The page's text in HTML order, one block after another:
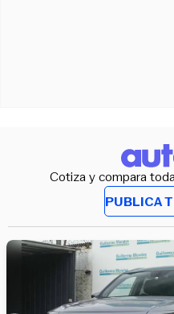
Cotiza y compara
PUBLICA